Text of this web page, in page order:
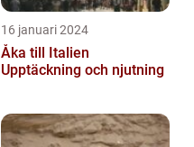
16 januari 2024
Åka till Italien
Upptäckning och njutning